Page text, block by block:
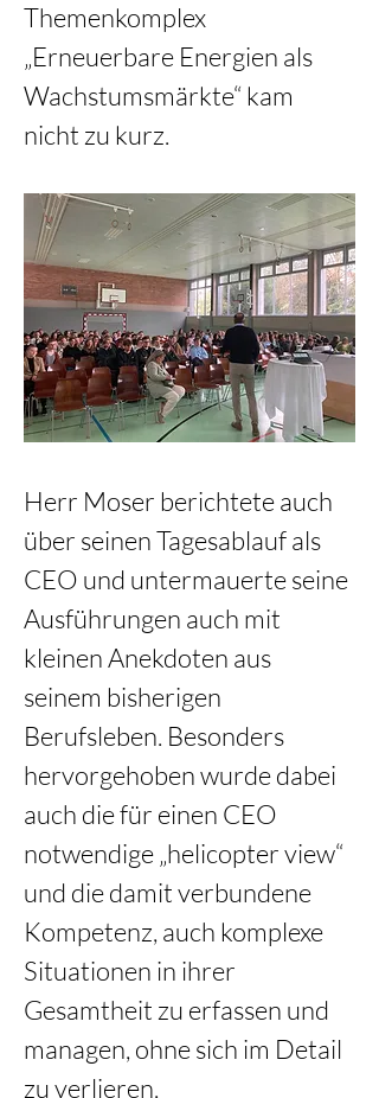
Themenkomplex
„Erneuerbare Energien als
Wachstumsmärkte“ kam
nicht zu kurz.
Herr Moser berichtete auch
über seinen Tagesablauf als
CEO und untermauerte seine
Ausführungen auch mit
kleinen Anekdoten aus
seinem bisherigen
Berufsleben. Besonders
hervorgehoben wurde dabei
auch die für einen CEO
notwendige „helicopter view“
und die damit verbundene
Kompetenz, auch komplexe
Situationen in ihrer
Gesamtheit zu erfassen und
managen, ohne sich im Detail
zu verlieren.